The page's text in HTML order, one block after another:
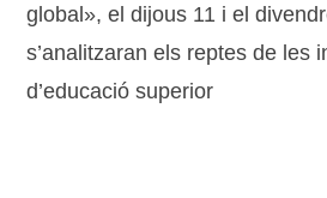
global», el dijous 11 i el
s’analitzaran els reptes de les
d’educació superior